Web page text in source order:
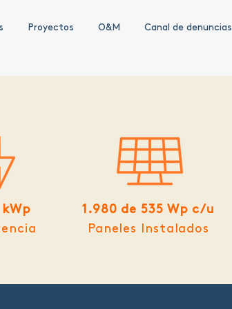
Proyectos O&M Canal de denuncias
kWp
1.980 de 535 Wp c/u
Paneles Instalados